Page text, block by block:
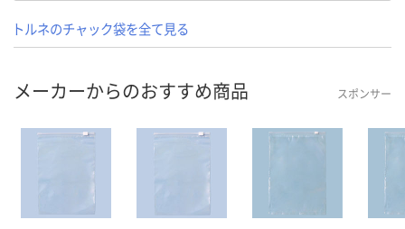
トルネのチャック袋を全て見る
メーカーからのおすすめ商品 スポンサー